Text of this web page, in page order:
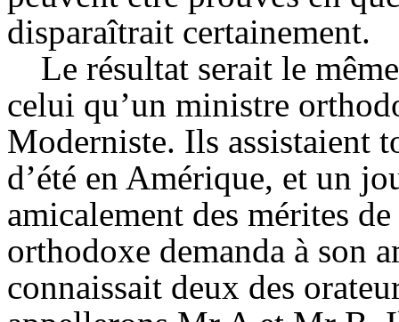
disparaîtrait certainement.
Le résultat serait le
celui qu’un ministre
Moderniste. Ils assistaient
d’été en Amérique, et un
amicalement des mérites
orthodoxe demanda à son
connaissait deux des